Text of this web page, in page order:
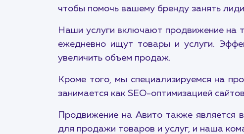
чтобы помочь вашему бренду занять
Наши услуги включают продвижение на
ежедневно ищут товары и услуги.
увеличить объем продаж.
Кроме того, мы специализируемся на
занимается как SEO-оптимизацией
Продвижение на Авито также
для продажи товаров и услуг, и наша